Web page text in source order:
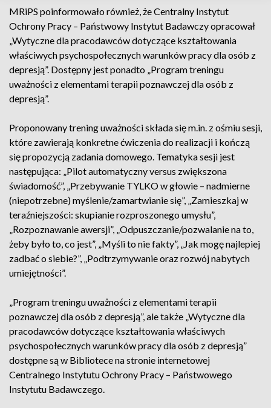
MRiPS poinformowało również, że Centralny Instytut
Ochrony Pracy – Państwowy Instytut Badawczy opracował
„Wytyczne dla pracodawców dotyczące kształtowania
właściwych psychospołecznych warunków pracy dla osób z
depresją”. Dostępny jest ponadto „Program treningu
uważności z elementami terapii poznawczej dla osób z
depresją”.
Proponowany trening uważności składa się m.in. z ośmiu sesji,
które zawierają konkretne ćwiczenia do realizacji i kończą
się propozycją zadania domowego. Tematyka sesji jest
następująca: „Pilot automatyczny versus zwiększona
świadomość”, „Przebywanie TYLKO w głowie – nadmierne
(niepotrzebne) myślenie/zamartwianie się”, „Zamieszkaj w
teraźniejszości: skupianie rozproszonego umysłu”,
„Rozpoznawanie awersji”, „Odpuszczanie/pozwalanie na to,
żeby było to, co jest”, „Myśli to nie fakty”, „Jak mogę najlepiej
zadbać o siebie?”, „Podtrzymywanie oraz rozwój nabytych
umiejętności”.
„Program treningu uważności z elementami terapii
poznawczej dla osób z depresją”, ale także „Wytyczne dla
pracodawców dotyczące kształtowania właściwych
psychospołecznych warunków pracy dla osób z depresją”
dostępne są w Bibliotece na stronie internetowej
Centralnego Instytutu Ochrony Pracy – Państwowego
Instytutu Badawczego.